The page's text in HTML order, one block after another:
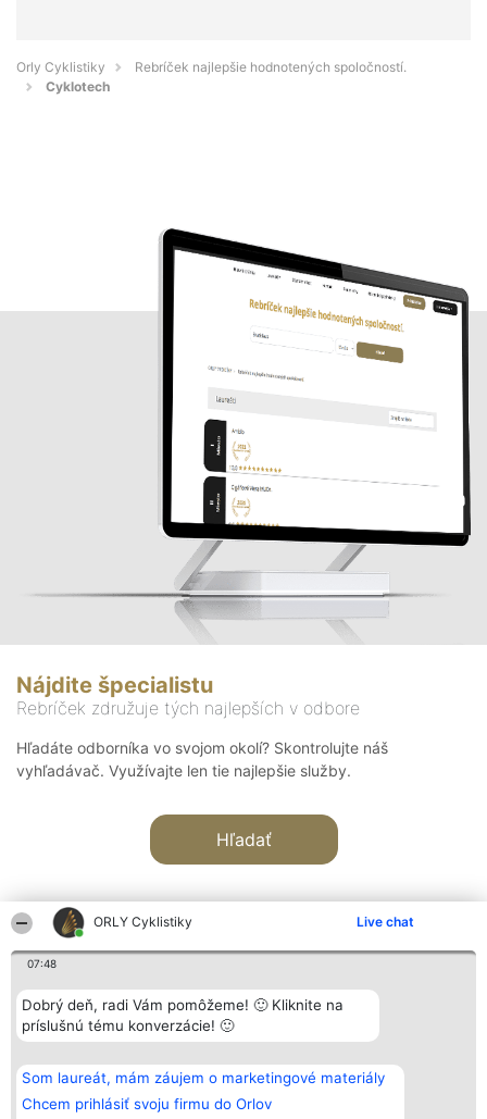
ORLY Cyklistiky Live chat
07:48
Dobrý deň, radi Vám pomôžeme! 🙂 Kliknite na
príslušnú tému konverzácie! 🙂
Som laureát, mám záujem o marketingové materiály
Chcem prihlásiť svoju firmu do Orlov
Orly Cyklistiky
Rebríček najlepšie hodnotených spoločností.
Cyklotech
Nájdite špecialistu
Rebríček združuje tých najlepších v odbore
Hľadáte odborníka vo svojom okolí? Skontrolujte náš
vyhľadávač. Využívajte len tie najlepšie služby.
Hľadať
Organizátor hodnotenia
Bright Side Solutions sp. z o.
o. sp. k.
Wrocław 50-079
KRS 0000749100 | Regon
381313360 | NIP 8943132676
+48 508 492 400
Hodnotenie
Laureáti
Lista
Laureatów
Podmienky
Obchodné
podmienky
Kontakt
Kontakt